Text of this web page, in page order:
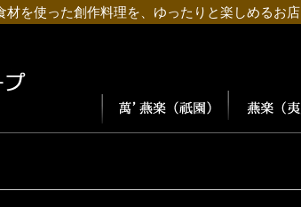
材を使った創作料理を、ゆったりと楽しめるお店